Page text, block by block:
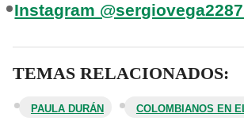
Instagram
TEMAS RELACIONADOS:
PAULA DURÁN COLOMBIANOS EN